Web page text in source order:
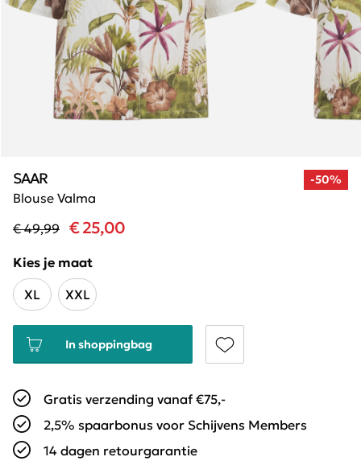
-50%
Blouse Valma
SAAR
€ 49,99 € 25,00
Kies je maat
XL
XXL
In shoppingbag
Gratis verzending vanaf €75,-
2,5% spaarbonus voor Schijvens Members
14 dagen retourgarantie